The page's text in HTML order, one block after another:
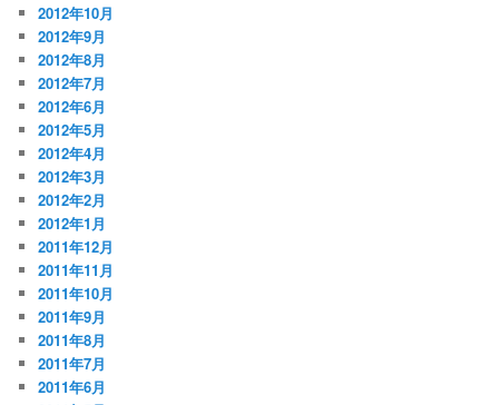
2012年10月
2012年9月
2012年8月
2012年7月
2012年6月
2012年5月
2012年4月
2012年3月
2012年2月
2012年1月
2011年12月
2011年11月
2011年10月
2011年9月
2011年8月
2011年7月
2011年6月